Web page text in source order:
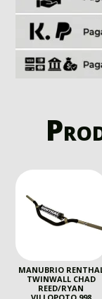
MANUBRIO
TWINWALL CHAD
REED/RYAN